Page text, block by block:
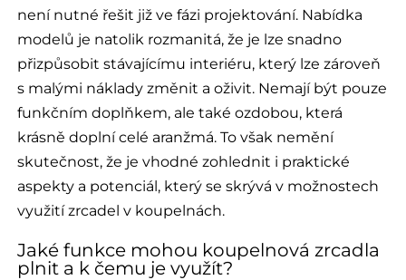
není nutné řešit již ve fázi projektování. Nabídka
modelů je natolik rozmanitá, že je lze snadno
přizpůsobit stávajícímu interiéru, který lze zároveň
s malými náklady změnit a oživit. Nemají být pouze
funkčním doplňkem, ale také ozdobou, která
krásně doplní celé aranžmá. To však nemění
skutečnost, že je vhodné zohlednit i praktické
aspekty a potenciál, který se skrývá v možnostech
využití zrcadel v koupelnách.
Jaké funkce mohou koupelnová zrcadla
plnit a k čemu je využít?